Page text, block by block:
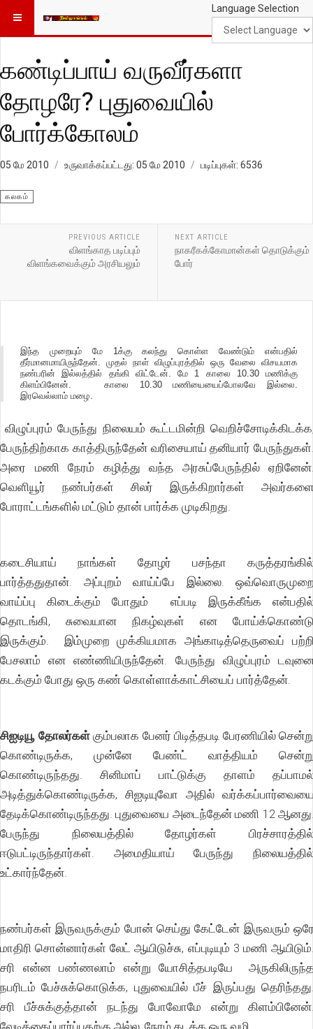
Language Selection
கண்டிப்பாய் வருவீர்களா
தோழரே? புதுவையில்
போர்க்கோலம்
05 மே 2010 உருவாக்கப்பட்டது: 05 மே 2010 படிப்புகள்: 6536
கலகம்
PREVIOUS ARTICLE
விளங்காத படிப்பும்
விளங்கவைக்கும் அரசியலும்
NEXT ARTICLE
நாகரீகக்கோமான்கள் தொடுக்கும்
போர்
இந்த முறையும் மே 1க்கு கலந்து கொள்ள வேண்டும் என்பதில்
தீர்மானமாயிருந்தேன். முதல் நாள் விழுப்புரத்தில் ஒரு வேலை விசயமாக
நண்பரின் இல்லத்தில் தங்கி விட்டேன். மே 1 காலை 10.30 மணிக்கு
கிளம்பினேன். காலை 10.30 மணியையைப்போலவே இல்லை.
இரவெல்லாம் மழை.
விழுப்புரம் பேருந்து நிலையம் கூட்டமின்றி
பேருந்திற்காக காத்திருந்தேன் வரிசையாய் தனியார்
அரை மணி நேரம் கழித்து வந்த அரசுப்பேருந்தில்
வெளியூர் நண்பர்கள் சிலர் இருக்கிறார்கள்
போராட்டங்களில் மட்டும் தான் பார்க்க முடிகிறது.
கடைசியாய் நாங்கள் தோழர் பசந்தா
பார்த்ததுதான். அப்புறம் வாய்ப்பே இல்லை.
வாய்ப்பு கிடைக்கும் போதும் எப்படி இருக்கீங்க
தொடங்கி, சுவையான நிகழ்வுகள் என
இருக்கும். இம்முறை முக்கியமாக அங்காடித்தெருவைப்
பேசலாம் என எண்ணியிருந்தேன். பேருந்து விழுப்புரம்
கடக்கும் போது ஒரு கண் கொள்ளாக்காட்சியைப் பார்த்தேன்.
சிஐடியூ தோலர்கள் கும்பலாக பேனர் பிடித்தபடி பேரணியில்
கொண்டிருக்க, முன்னே பேண்ட் வாத்தியம்
கொண்டிருந்தது. சினிமாப் பாட்டுக்கு தாளம்
அடித்துக்கொண்டிருக்க, சிஐடியுவோ அதில்
தேடிக்கொண்டிருந்தது. புதுவையை அடைந்தேன் மணி 12
பேருந்து நிலையத்தில் தோழர்கள்
ஈடுபட்டிருந்தார்கள். அமைதியாய் பேருந்து
உட்கார்ந்தேன்.
நண்பர்கள் இருவருக்கும் போன் செய்து கேட்டேன் இருவரும்
மாதிரி சொன்னார்கள் லேட் ஆயிடுச்சு, எப்புடியும் 3 மணி
சரி என்ன பண்ணலாம் என்று யோசித்தபடியே
நபரிடம் பேச்சுக்கொடுக்க, புதுவையில் பீச் இருப்பது
சரி பீச்சுக்குத்தான் நடந்து போவோமே என்று
வேடிக்கைப்பார்ப்பதற்கு அல்ல, நேரம் கடக்க ஒரு வழி.